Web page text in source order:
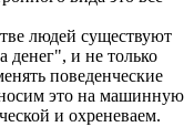
людей существуют
денег", и не только
поведенческие
это на машинную
и охреневаем.